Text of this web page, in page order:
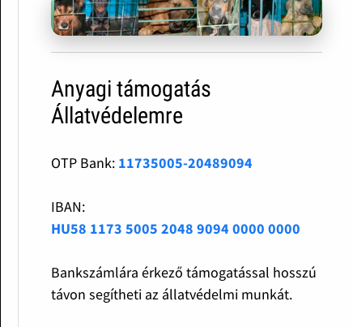
Anyagi támogatás
Állatvédelemre
OTP Bank: 11735005-20489094
IBAN:
HU58 1173 5005 2048 9094 0000 0000
Bankszámlára érkező támogatással hosszú
távon segítheti az állatvédelmi munkát.